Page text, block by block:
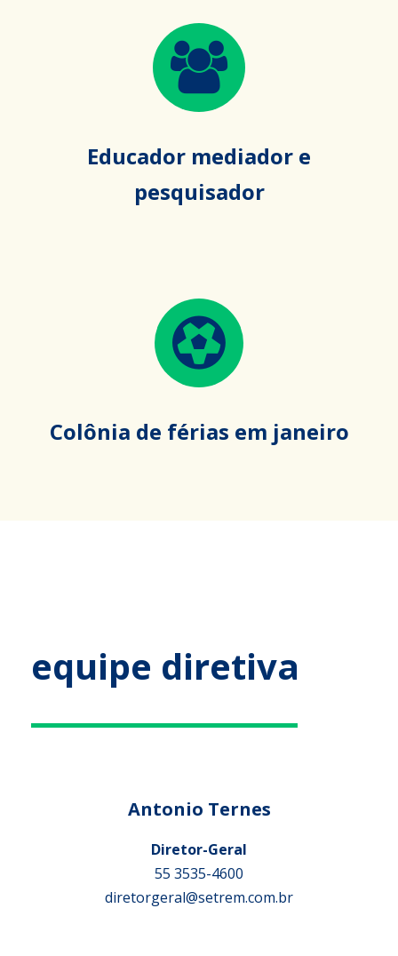
Educador mediador e
pesquisador
Colônia de férias em janeiro
equipe diretiva
Antonio Ternes
Diretor-Geral
55 3535-4600
diretorgeral@setrem.com.br